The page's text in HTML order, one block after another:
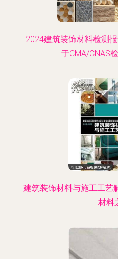
2024建筑装饰材料检测
于CMA/CNAS
建筑装饰材料与施工工艺
材料